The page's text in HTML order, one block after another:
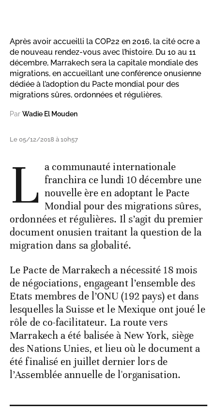
Après avoir accueilli la COP22 en 2016, la cité ocre a
de nouveau rendez-vous avec l’histoire. Du 10 au 11
décembre, Marrakech sera la capitale mondiale des
migrations, en accueillant une conférence onusienne
dédiée à l’adoption du Pacte mondial pour des
migrations sûres, ordonnées et régulières.
Par Wadie El Mouden
Le 05/12/2018 à 10h57
L a communauté internationale
franchira ce lundi 10 décembre une
nouvelle ère en adoptant le Pacte
Mondial pour des migrations sûres,
ordonnées et régulières. Il s’agit du premier
document onusien traitant la question de la
migration dans sa globalité.
Le Pacte de Marrakech a nécessité 18 mois
de négociations, engageant l’ensemble des
Etats membres de l’ONU (192 pays) et dans
lesquelles la Suisse et le Mexique ont joué le
rôle de co-facilitateur. La route vers
Marrakech a été balisée à New York, siège
des Nations Unies, et lieu où le document a
été finalisé en juillet dernier lors de
l’Assemblée annuelle de l'organisation.